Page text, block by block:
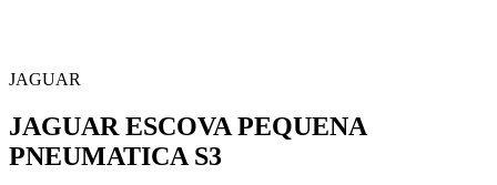
JAGUAR
JAGUAR ESCOVA PEQUENA
PNEUMATICA S3